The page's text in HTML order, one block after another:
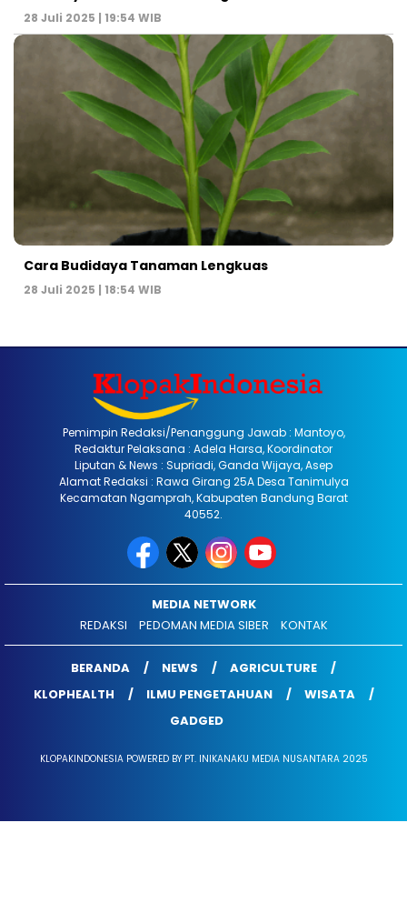
28 Juli 2025 | 19:54 WIB
Cara Budidaya Tanaman Lengkuas
28 Juli 2025 | 18:54 WIB
Pemimpin Redaksi/Penanggung Jawab : Mantoyo,
Redaktur Pelaksana : Adela Harsa, Koordinator
Liputan & News : Supriadi, Ganda Wijaya, Asep
Alamat Redaksi : Rawa Girang 25A Desa Tanimulya
Kecamatan Ngamprah, Kabupaten Bandung Barat
40552.
MEDIA NETWORK
REDAKSI
PEDOMAN MEDIA SIBER KONTAK
BERANDA NEWS
AGRICULTURE
KLOPHEALTH
ILMU PENGETAHUAN
WISATA
GADGED
KLOPAKINDONESIA POWERED BY PT. INIKANAKU MEDIA NUSANTARA 2025